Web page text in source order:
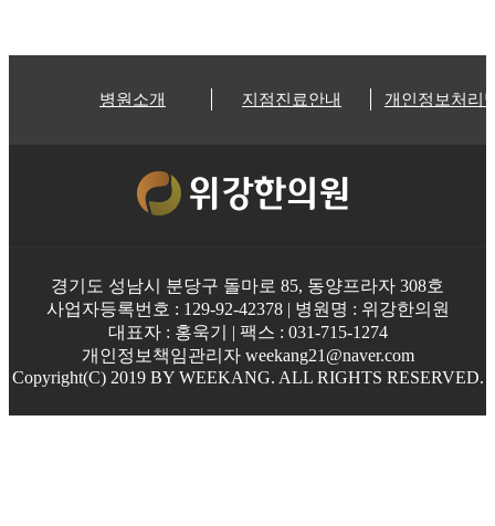
병원소개 지점진료안내 개인정보처리
경기도 성남시 분당구 돌마로 85, 동양프라자 308호
사업자등록번호 : 129-92-42378 | 병원명 : 위강한의원
대표자 : 홍욱기 | 팩스 : 031-715-1274
개인정보책임관리자 weekang21@naver.com
Copyright(C) 2019 BY WEEKANG. ALL RIGHTS RESERVED.